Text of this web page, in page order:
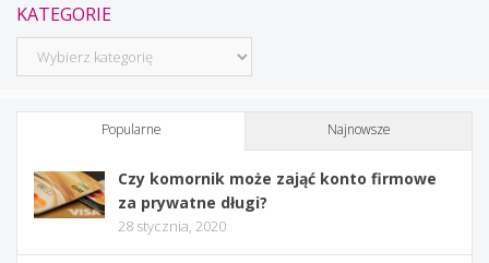
KATEGORIE
Kategorie
Popularne Najnowsze
Czy komornik może zająć konto firmowe
za prywatne długi?
28 stycznia, 2020